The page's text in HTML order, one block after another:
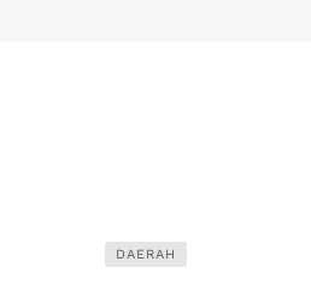
DAERAH